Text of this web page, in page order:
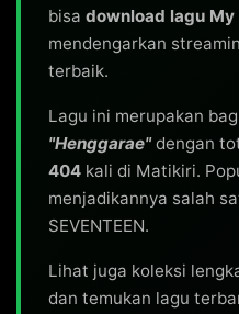
bisa download lagu
mendengarkan
terbaik.
Lagu ini merupakan
"Henggarae"dengan
404 kali di Matikiri.
menjadikannya salah
SEVENTEEN.
Lihat juga koleksi
dan temukan lagu